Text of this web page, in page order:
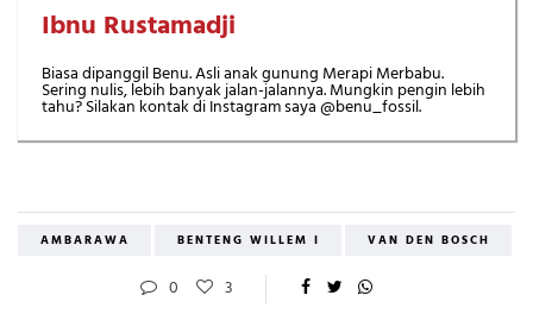
Ibnu Rustamadji
Biasa dipanggil Benu. Asli anak gunung Merapi Merbabu.
Sering nulis, lebih banyak jalan-jalannya. Mungkin pengin lebih
tahu? Silakan kontak di Instagram saya @benu_fossil.
AMBARAWA BENTENG WILLEM I VAN DEN BOSCH
0 3